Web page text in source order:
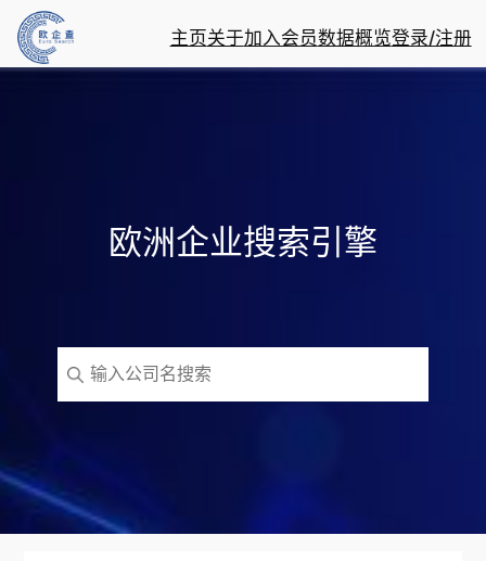
主页关于加入会员数据概览登录/注册
欧洲企业搜索引擎